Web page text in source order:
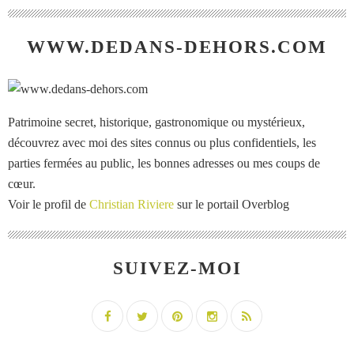
WWW.DEDANS-DEHORS.COM
Patrimoine secret, historique, gastronomique ou mystérieux,
découvrez avec moi des sites connus ou plus confidentiels, les
parties fermées au public, les bonnes adresses ou mes coups de
cœur.
Voir le profil de Christian Riviere sur le portail Overblog
SUIVEZ-MOI